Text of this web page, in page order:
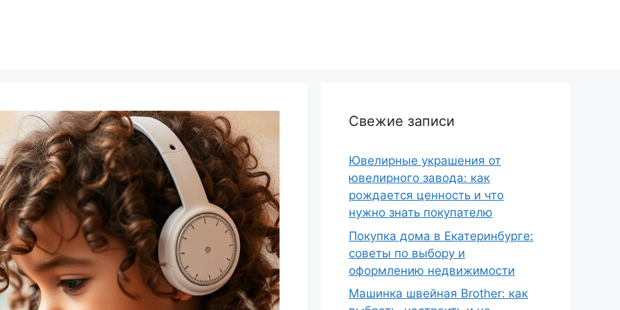
Свежие записи
Ювелирные украшения от
ювелирного завода: как
рождается ценность и что
нужно знать покупателю
Покупка дома в Екатеринбурге:
советы по выбору и
оформлению недвижимости
Машинка швейная Brother: как